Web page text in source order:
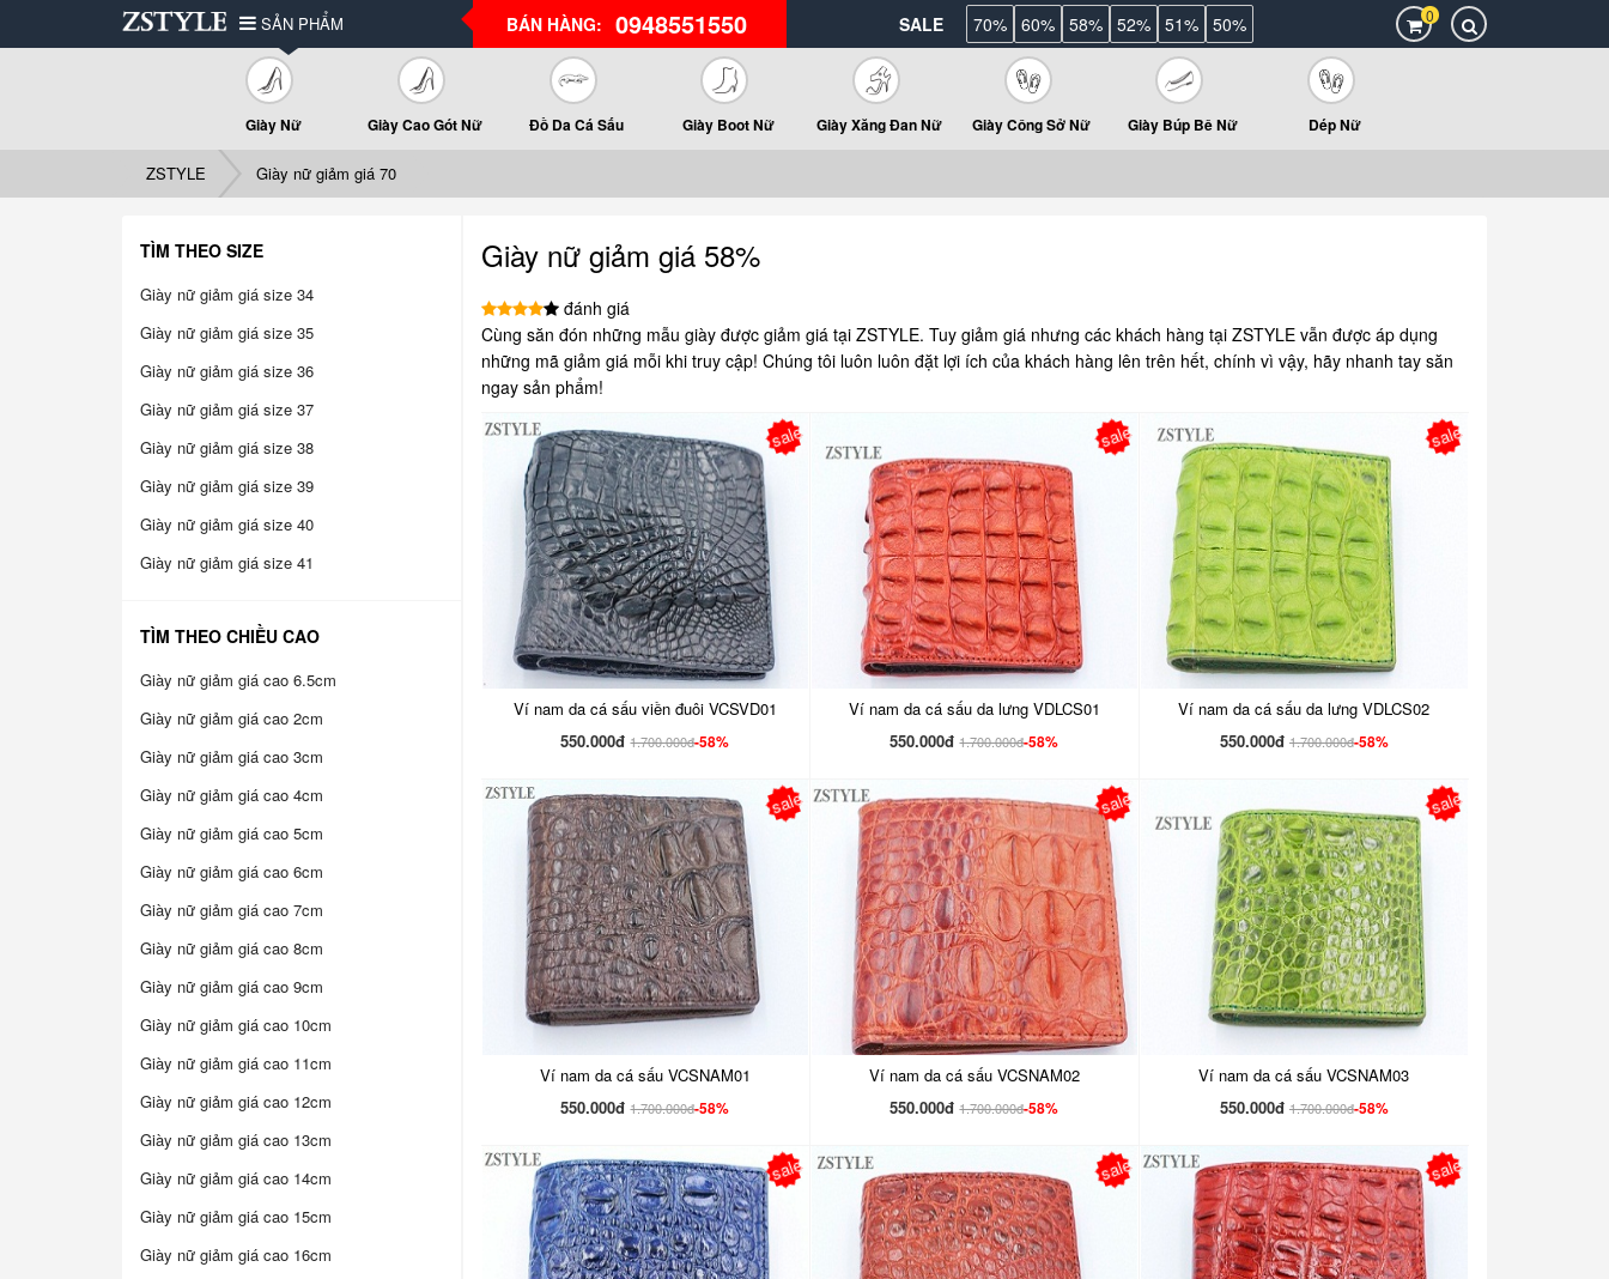
SẢN PHẨM BÁN HÀNG: 0948551550 SALE 70% 60% 58% 52% 51% 50% 0
Giày Nữ Giày Cao Gót Nữ Đồ Da Cá Sấu Giày Boot Nữ Giày Xăng Đan Nữ Giày Công Sở Nữ Giày Búp Bê Nữ Dép Nữ
ZSTYLE Giày nữ giảm giá 70
TÌM THEO SIZE
Giày nữ giảm giá size 34
Giày nữ giảm giá size 35
Giày nữ giảm giá size 36
Giày nữ giảm giá size 37
Giày nữ giảm giá size 38
Giày nữ giảm giá size 39
Giày nữ giảm giá size 40
Giày nữ giảm giá size 41
TÌM THEO CHIỀU CAO
Giày nữ giảm giá cao 6.5cm
Giày nữ giảm giá cao 2cm
Giày nữ giảm giá cao 3cm
Giày nữ giảm giá cao 4cm
Giày nữ giảm giá cao 5cm
Giày nữ giảm giá cao 6cm
Giày nữ giảm giá cao 7cm
Giày nữ giảm giá cao 8cm
Giày nữ giảm giá cao 9cm
Giày nữ giảm giá cao 10cm
Giày nữ giảm giá cao 11cm
Giày nữ giảm giá cao 12cm
Giày nữ giảm giá cao 13cm
Giày nữ giảm giá cao 14cm
Giày nữ giảm giá cao 15cm
Giày nữ giảm giá cao 16cm
Giày nữ giảm giá 58%
đánh giá
Cùng săn đón những mẫu giày được giảm giá tại ZSTYLE. Tuy giảm giá nhưng các khách hàng tại ZSTYLE vẫn được áp dụng
những mã giảm giá mỗi khi truy cập! Chúng tôi luôn luôn đặt lợi ích của khách hàng lên trên hết, chính vì vậy, hãy nhanh tay săn
ngay sản phẩm!
Ví nam da cá sấu viền đuôi VCSVD01
550.000đ 1.700.000đ-58%
sale
Ví nam da cá sấu da lưng VDLCS01
550.000đ 1.700.000đ-58%
sale
Ví nam da cá sấu da lưng VDLCS02
550.000đ 1.700.000đ-58%
sale
Ví nam da cá sấu VCSNAM01
550.000đ 1.700.000đ-58%
sale
Ví nam da cá sấu VCSNAM02
550.000đ 1.700.000đ-58%
sale
Ví nam da cá sấu VCSNAM03
550.000đ 1.700.000đ-58%
sale
sale sale sale